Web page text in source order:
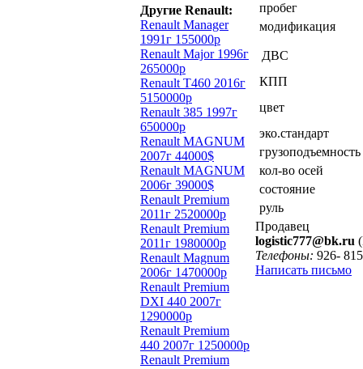
Другие Renault:
Renault Manager
1991г 155000р
Renault Major 1996г
265000р
Renault T460 2016г
5150000р
Renault 385 1997г
650000р
Renault MAGNUM
2007г 44000$
Renault MAGNUM
2006г 39000$
Renault Premium
2011г 2520000р
Renault Premium
2011г 1980000р
Renault Magnum
2006г 1470000р
Renault Premium
DXI 440 2007г
1290000р
Renault Premium
440 2007г 1250000р
Renault Premium
пробег
модификация
ДВС
КПП
цвет
эко.стандарт
грузоподъемность
кол-во осей
состояние
руль
Продавец
logistic777@bk.ru
Телефоны: 926-
Написать письмо